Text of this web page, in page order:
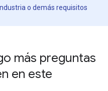
o demás requisitos
más preguntas
en este